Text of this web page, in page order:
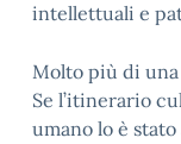
intellettuali e
Molto più di
Se l’itinerario
umano lo è